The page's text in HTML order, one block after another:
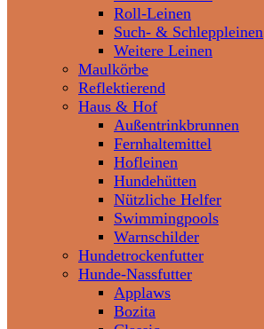
Roll-Leinen
Such- & Schleppleinen
Weitere Leinen
Maulkörbe
Reflektierend
Haus & Hof
Außentrinkbrunnen
Fernhaltemittel
Hofleinen
Hundehütten
Nützliche Helfer
Swimmingpools
Warnschilder
Hundetrockenfutter
Hunde-Nassfutter
Applaws
Bozita